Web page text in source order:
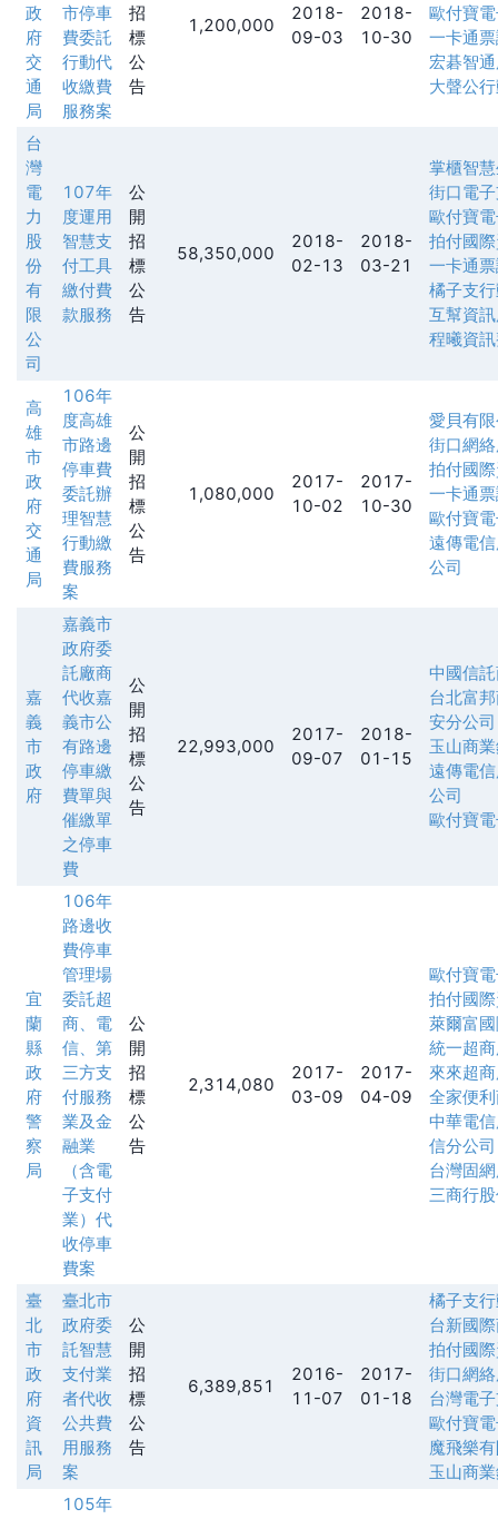
政
府
交
通
局
市停車
費委託
行動代
收繳費
服務案
招
標
公
告
1,200,000
2018-
09-03
2018-
10-30
歐付寶
一卡通
宏碁智
大聲公
台
灣
電
力
股
份
有
限
公
司
107年
度運用
智慧支
付工具
繳付費
款服務
公
開
招
標
公
告
58,350,000
2018-
02-13
2018-
03-21
掌櫃智
街口電
歐付寶
拍付國
一卡通
橘子支
互幫資
程曦資
高
雄
市
政
府
交
通
局
106年
度高雄
市路邊
停車費
委託辦
理智慧
行動繳
費服務
案
公
開
招
標
公
告
1,080,000
2017-
10-02
2017-
10-30
愛貝有
街口網
拍付國
一卡通
歐付寶
遠傳電
公司
嘉
義
市
政
府
嘉義市
政府委
託廠商
代收嘉
義市公
有路邊
停車繳
費單與
催繳單
之停車
費
公
開
招
標
公
告
22,993,000
2017-
09-07
2018-
01-15
中國信
台北富
安分公司
玉山商
遠傳電
公司
歐付寶
宜
蘭
縣
政
府
警
察
局
106年
路邊收
費停車
管理場
委託超
商、電
信、第
三方支
付服務
業及金
融業
（含電
子支付
業）代
收停車
費案
公
開
招
標
公
告
2,314,080
2017-
03-09
2017-
04-09
歐付寶
拍付國
萊爾富
統一超
來來超
全家便
中華電
信分公司
台灣固
三商行
臺
北
市
政
府
資
訊
局
臺北市
政府委
託智慧
支付業
者代收
公共費
用服務
案
公
開
招
標
公
告
6,389,851
2016-
11-07
2017-
01-18
橘子支
台新國
拍付國
街口網
台灣電
歐付寶
魔飛樂
玉山商
105年